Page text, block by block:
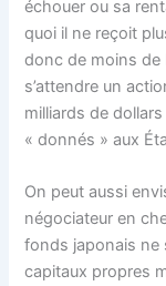
échouer ou sa
quoi il ne reçoit
donc de moins de
s’attendre un
milliards de
« donnés » aux
On peut aussi
négociateur en
fonds japonais ne
capitaux propres